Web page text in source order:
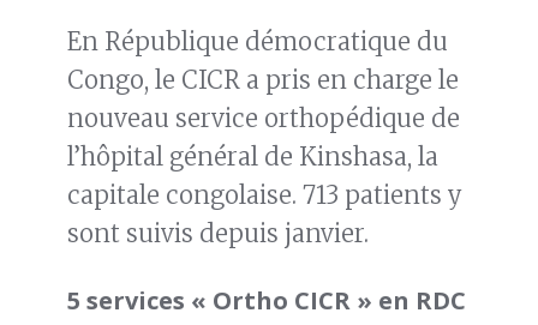
En République démocratique du
Congo, le CICR a pris en charge le
nouveau service orthopédique de
l’hôpital général de Kinshasa, la
capitale congolaise. 713 patients y
sont suivis depuis janvier.
5 services « Ortho CICR » en RDC